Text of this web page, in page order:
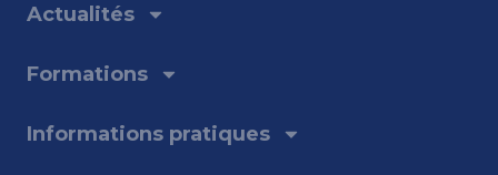
Actualités
Formations
Informations pratiques